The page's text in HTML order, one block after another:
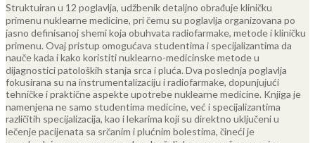
Struktuiran u 12 poglavlja, udžbenik detaljno obrađuje kliničku
primenu nuklearne medicine, pri čemu su poglavlja organizovana po
jasno definisanoj shemi koja obuhvata radiofarmake, metode i kliničku
primenu. Ovaj pristup omogućava studentima i specijalizantima da
nauče kada i kako koristiti nuklearno-medicinske metode u
dijagnostici patoloških stanja srca i pluća. Dva poslednja poglavlja
fokusirana su na instrumentalizaciju i radiofarmake, dopunjujući
tehničke i praktične aspekte upotrebe nuklearne medicine. Knjiga je
namenjena ne samo studentima medicine, već i specijalizantima
različitih specijalizacija, kao i lekarima koji su direktno uključeni u
lečenje pacijenata sa srčanim i plućnim bolestima, čineći je